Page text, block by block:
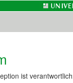
ist